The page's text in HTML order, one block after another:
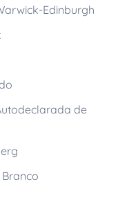
Edinburgh
de